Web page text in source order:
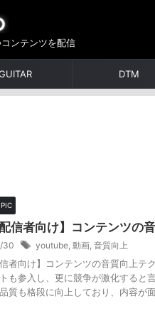
ンテンツを配信
DTM
配信者向け】コンテンツの
30 youtube, 動画, 音質向上
信者向け】コンテンツの音質向上
も参入し、更に競争が激化すると
質も格段に向上しており、内容が